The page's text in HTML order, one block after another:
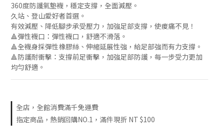
360度防護氣墊襪，穩定支撐，全面減壓。
久站、登山愛好者首選。
有效減壓、降低腳步承受壓力，加強足部支撐，使痠痛不見！
🔺彈性襪口：彈性襪口，舒適不滑落。
🔺全襪身採彈性橡膠絲、伸縮延展性強，給足部強而有力支撐。
🔺防護耐衝擊：支撐前足衝擊，加強足部防護，每一步受力更加
均勻舒適。
全店，全館消費滿千免運費
指定商品，熱銷回購NO.1，滿件現折 NT $100